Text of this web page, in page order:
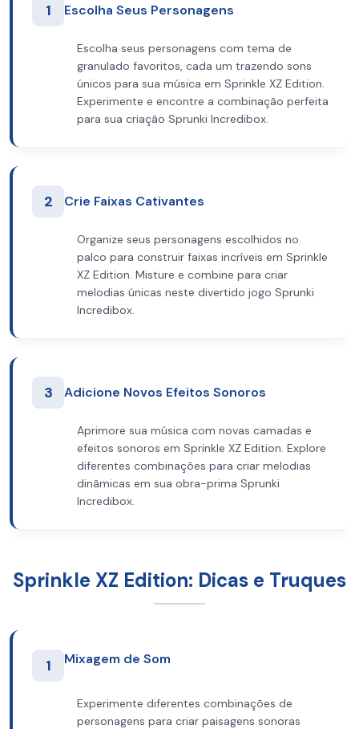
1 Escolha Seus Personagens
Escolha seus personagens com tema de
granulado favoritos, cada um trazendo sons
únicos para sua música em Sprinkle XZ Edition.
Experimente e encontre a combinação perfeita
para sua criação Sprunki Incredibox.
2 Crie Faixas Cativantes
Organize seus personagens escolhidos no
palco para construir faixas incríveis em Sprinkle
XZ Edition. Misture e combine para criar
melodias únicas neste divertido jogo Sprunki
Incredibox.
3 Adicione Novos Efeitos Sonoros
Aprimore sua música com novas camadas e
efeitos sonoros em Sprinkle XZ Edition. Explore
diferentes combinações para criar melodias
dinâmicas em sua obra-prima Sprunki
Incredibox.
Sprinkle XZ Edition: Dicas e Truques
1 Mixagem de Som
Experimente diferentes combinações de
personagens para criar paisagens sonoras